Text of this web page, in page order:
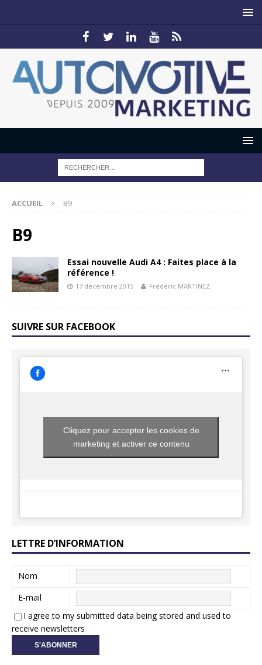
ACCUEIL B9
B9
Essai nouvelle Audi A4 : Faites place à la
référence !
17 décembre 2015 Frédéric MARTINEZ
SUIVRE SUR FACEBOOK
Cliquez pour accepter les cookies de
marketing et activer ce contenu
LETTRE D’INFORMATION
Nom
E-mail
I agree to my submitted data being stored and used to
receive newsletters